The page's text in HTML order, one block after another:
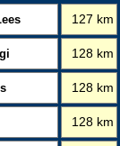
127 km
128 km
128 km
128 km